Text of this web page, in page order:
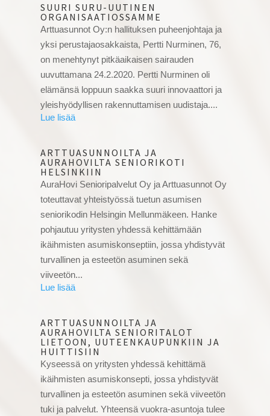
SUURI SURU-UUTINEN
ORGANISAATIOSSAMME
Arttuasunnot Oy:n hallituksen puheenjohtaja ja
yksi perustajaosakkaista, Pertti Nurminen, 76,
on menehtynyt pitkäaikaisen sairauden
uuvuttamana 24.2.2020. Pertti Nurminen oli
elämänsä loppuun saakka suuri innovaattori ja
yleishyödyllisen rakennuttamisen uudistaja....
ARTTUASUNNOILTA JA
AURAHOVILTA SENIORIKOTI
HELSINKIIN
AuraHovi Senioripalvelut Oy ja Arttuasunnot Oy
toteuttavat yhteistyössä tuetun asumisen
seniorikodin Helsingin Mellunmäkeen. Hanke
pohjautuu yritysten yhdessä kehittämään
ikäihmisten asumiskonseptiin, jossa yhdistyvät
turvallinen ja esteetön asuminen sekä
viiveetön...
ARTTUASUNNOILTA JA
AURAHOVILTA SENIORITALOT
LIETOON, UUTEENKAUPUNKIIN JA
HUITTISIIN
Kyseessä on yritysten yhdessä kehittämä
ikäihmisten asumiskonsepti, jossa yhdistyvät
turvallinen ja esteetön asuminen sekä viiveetön
tuki ja palvelut. Yhteensä vuokra-asuntoja tulee